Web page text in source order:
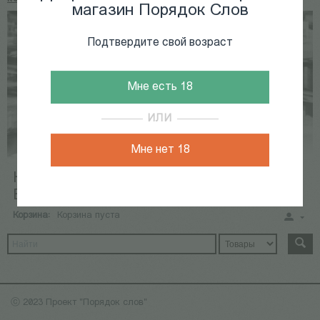
магазин Порядок Слов
Подтвердите свой возраст
Мне есть 18
ИЛИ
Мне нет 18
КНИГИ
ВИДЕОАРХИВ
Корзина: Корзина пуста
ⓒ 2023 Проект "Порядок слов"